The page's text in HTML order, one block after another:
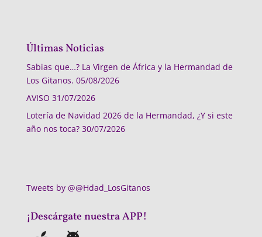
Últimas Noticias
Sabias que…? La Virgen de África y la Hermandad de
Los Gitanos. 05/08/2026
AVISO 31/07/2026
Lotería de Navidad 2026 de la Hermandad, ¿Y si este
año nos toca? 30/07/2026
Tweets by @@Hdad_LosGitanos
¡Descárgate nuestra APP!